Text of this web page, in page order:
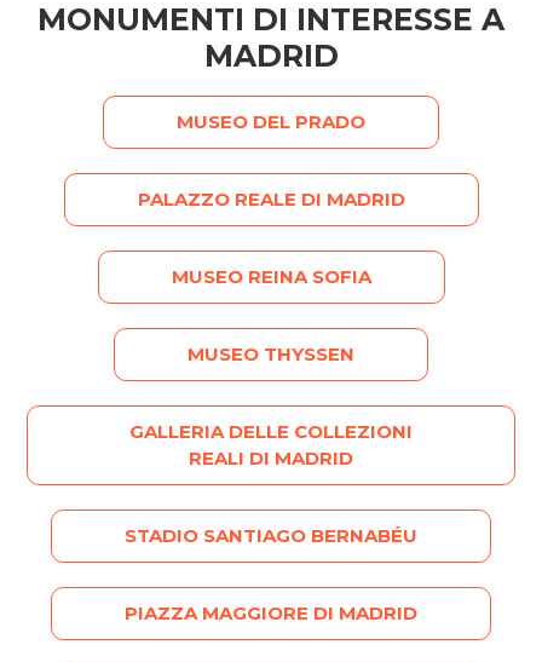
MONUMENTI DI INTERESSE A
MADRID
MUSEO DEL PRADO
PALAZZO REALE DI MADRID
MUSEO REINA SOFIA
MUSEO THYSSEN
GALLERIA DELLE COLLEZIONI
REALI DI MADRID
STADIO SANTIAGO BERNABÉU
PIAZZA MAGGIORE DI MADRID